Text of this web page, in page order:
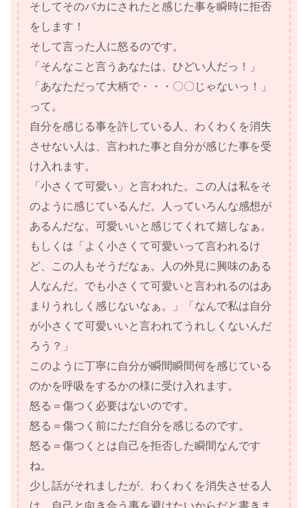
そしてそのバカにされたと感じた事を瞬時に拒否
をします！
そして言った人に怒るのです。
「そんなこと言うあなたは、ひどい人だっ！」
「あなただって大柄で・・・〇〇じゃないっ！」
って。
自分を感じる事を許している人、わくわくを消失
させない人は、言われた事と自分が感じた事を受
け入れます。
「小さくて可愛い」と言われた。この人は私をそ
のように感じているんだ。人っていろんな感想が
あるんだな。可愛いいと感じてくれて嬉しなぁ。
もしくは「よく小さくて可愛いって言われるけ
ど、この人もそうだなぁ。人の外見に興味のある
人なんだ。でも小さくて可愛いと言われるのはあ
まりうれしく感じないなぁ。」「なんで私は自分
が小さくて可愛いいと言われてうれしくないんだ
ろう？」
このように丁寧に自分が瞬間瞬間何を感じている
のかを呼吸をするかの様に受け入れます。
怒る＝傷つく必要はないのです。
怒る＝傷つく前にただ自分を感じるのです。
怒る＝傷つくとは自己を拒否した瞬間なんです
ね。
少し話がそれましたが、わくわくを消失させる人